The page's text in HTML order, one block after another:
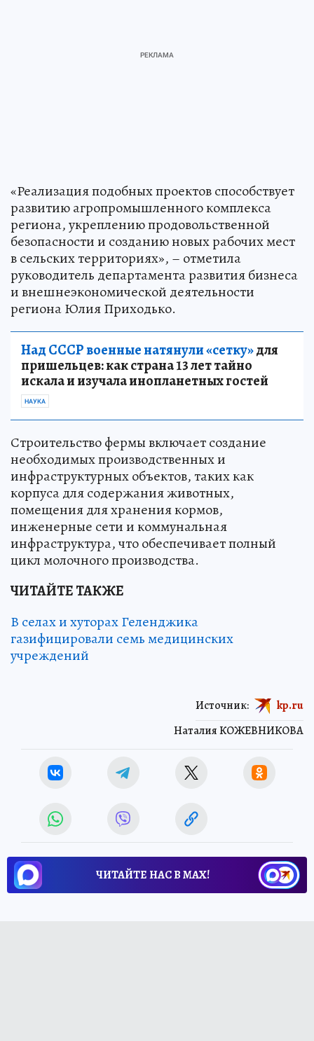
«Реализация подобных проектов способствует
развитию агропромышленного комплекса
региона, укреплению продовольственной
безопасности и созданию новых рабочих мест
в сельских территориях», – отметила
руководитель департамента развития бизнеса
и внешнеэкономической деятельности
региона Юлия Приходько.
Над СССР военные натянули «сетку»для
пришельцев: как страна 13 лет тайно
искала и изучала инопланетных гостей
НАУКА
Строительство фермы включает создание
необходимых производственных и
инфраструктурных объектов, таких как
корпуса для содержания животных,
помещения для хранения кормов,
инженерные сети и коммунальная
инфраструктура, что обеспечивает полный
цикл молочного производства.
ЧИТАЙТЕ ТАКЖЕ
В селах и хуторах Геленджика
газифицировали семь медицинских
учреждений
Наталия КОЖЕВНИКОВА
Источник: kp.ru
ЧИТАЙТЕ НАС В МАХ!